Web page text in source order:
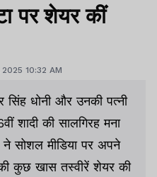
पर शेयर कीं
10:32 AM
सिंह धोनी और उनकी पत्नी
शादी की सालगिरह मना
ने सोशल मीडिया पर अपने
कुछ खास तस्वीरें शेयर की